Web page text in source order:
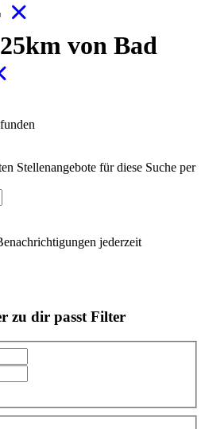
von Bad
Stellenangebote für diese Suche per
jederzeit
zu dir passt Filter